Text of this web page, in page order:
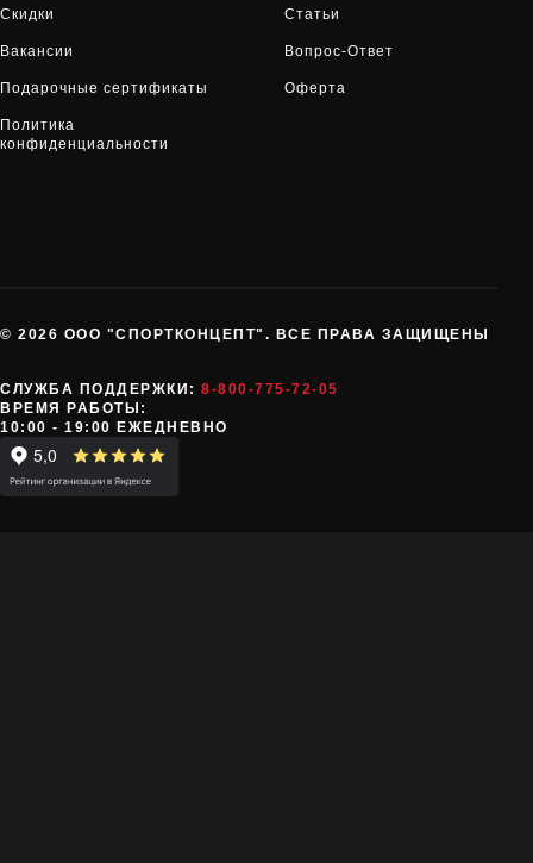
Скидки Статьи
Вакансии Вопрос-Ответ
Подарочные сертификаты Оферта
Политика
конфиденциальности
© 2026 ООО "СПОРТКОНЦЕПТ". ВСЕ ПРАВА ЗАЩИЩЕНЫ
СЛУЖБА ПОДДЕРЖКИ: 8-800-775-72-05
ВРЕМЯ РАБОТЫ:
10:00 - 19:00 ЕЖЕДНЕВНО